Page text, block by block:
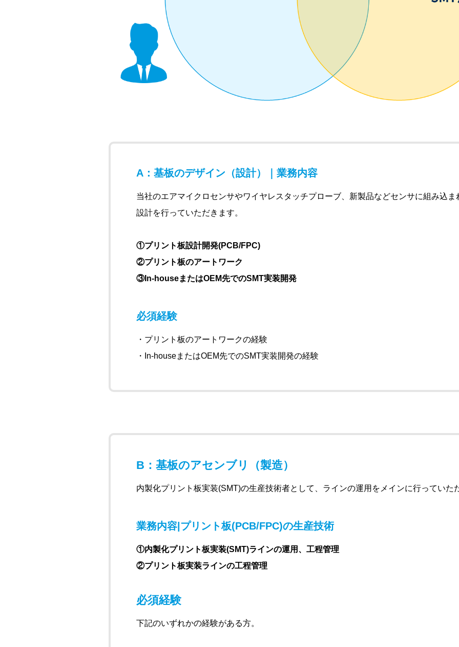
A：基板のデザイン（設計）｜業務内容
当社のエアマイクロセンサやワイヤレスタッチプローブ、新製品などセンサに組み込
設計を行っていただきます。
①プリント板設計開発(PCB/FPC)
②プリント板のアートワーク
③In-houseまたはOEM先でのSMT実装開発
必須経験
・プリント板のアートワークの経験
・In-houseまたはOEM先でのSMT実装開発の経験
B：基板のアセンブリ（製造）
内製化プリント板実装(SMT)の生産技術者として、ラインの運用をメインに行っていた
業務内容|プリント板(PCB/FPC)の生産技術
①内製化プリント板実装(SMT)ラインの運用、工程管理
②プリント板実装ラインの工程管理
必須経験
下記のいずれかの経験がある方。